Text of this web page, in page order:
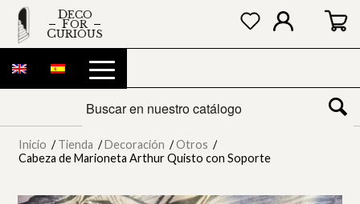
DECO
FOR
CURIOUS
Inicio / Tienda / Decoración / Otros /
Cabeza de Marioneta Arthur Quisto con Soporte